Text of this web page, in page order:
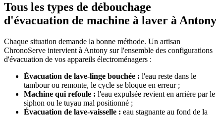
Tous les types de débouchage
d'évacuation de machine à laver à Antony
Chaque situation demande la bonne méthode. Un artisan
ChronoServe intervient à Antony sur l'ensemble des configurations
d'évacuation de vos appareils électroménagers :
Évacuation de lave-linge bouchée : l'eau reste dans le
tambour ou remonte, le cycle se bloque en erreur ;
Machine qui refoule : l'eau expulsée revient en arrière par le
siphon ou le tuyau mal positionné ;
Évacuation de lave-vaisselle : eau stagnante au fond de la